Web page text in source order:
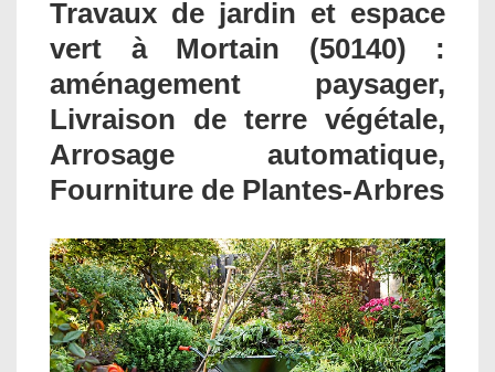
Travaux de jardin et espace
vert à Mortain (50140) :
aménagement paysager,
Livraison de terre végétale,
Arrosage automatique,
Fourniture de Plantes-Arbres